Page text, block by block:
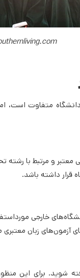
متفاوت است،
معتبر و مرتبط با
قرار داشته باشد.
خارجی
زبان معتبری
شوید. برای این